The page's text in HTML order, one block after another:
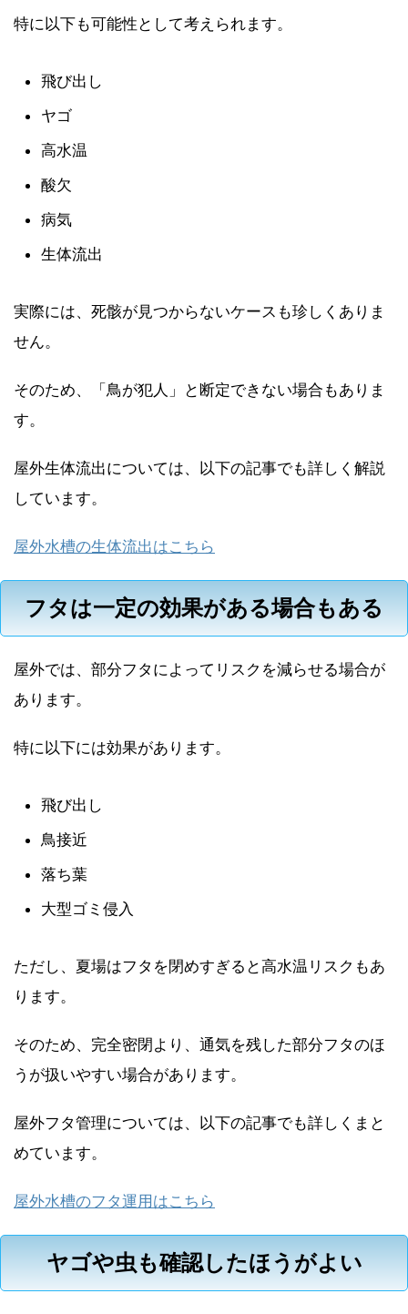
特に以下も可能性として考えられます。
飛び出し
ヤゴ
高水温
酸欠
病気
生体流出
実際には、死骸が見つからないケースも珍しくありま
せん。
そのため、「鳥が犯人」と断定できない場合もありま
す。
屋外生体流出については、以下の記事でも詳しく解説
しています。
屋外水槽の生体流出はこちら
フタは一定の効果がある場合もある
屋外では、部分フタによってリスクを減らせる場合が
あります。
特に以下には効果があります。
飛び出し
鳥接近
落ち葉
大型ゴミ侵入
ただし、夏場はフタを閉めすぎると高水温リスクもあ
ります。
そのため、完全密閉より、通気を残した部分フタのほ
うが扱いやすい場合があります。
屋外フタ管理については、以下の記事でも詳しくまと
めています。
屋外水槽のフタ運用はこちら
ヤゴや虫も確認したほうがよい